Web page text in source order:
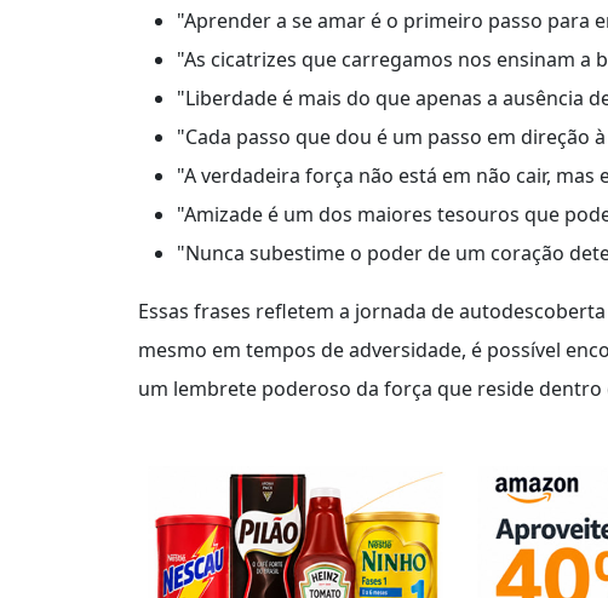
"Aprender a se amar é o primeiro passo para
"As cicatrizes que carregamos nos ensinam a
"Liberdade é mais do que apenas a ausência
"Cada passo que dou é um passo em direção
"A verdadeira força não está em não cair, mas
"Amizade é um dos maiores tesouros que
"Nunca subestime o poder de um coração
Essas frases refletem a jornada de
mesmo em tempos de adversidade, é possível
um lembrete poderoso da força que reside dentro